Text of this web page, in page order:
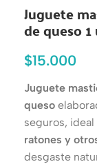
Juguete
de queso
$15.000
Juguete
queso
seguros, ideal
ratones y
desgaste